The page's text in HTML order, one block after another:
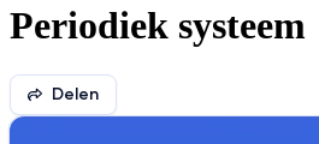
Periodiek systeem
Delen